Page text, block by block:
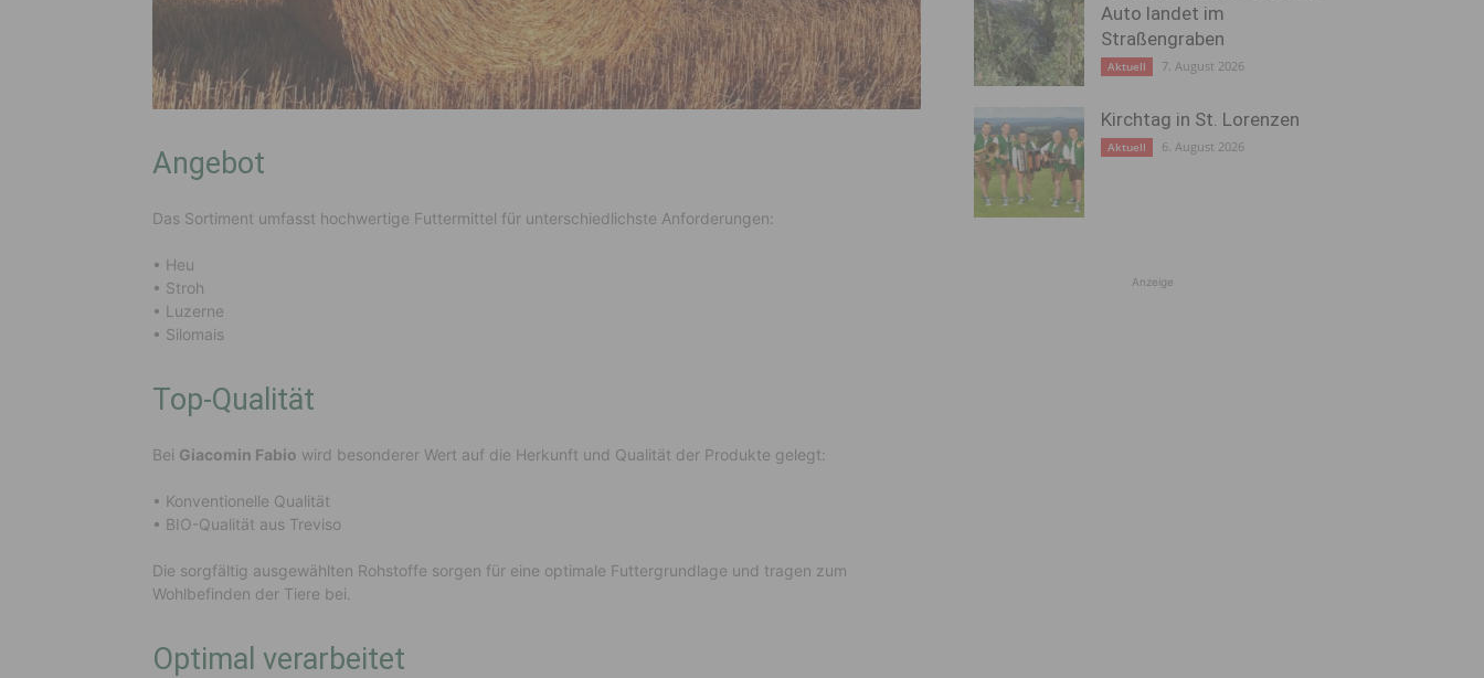
Angebot
Das Sortiment umfasst hochwertige Futtermittel für unterschiedlichste Anforderungen:
• Heu
• Stroh
• Luzerne
• Silomais
Top-Qualität
Bei Giacomin Fabio wird besonderer Wert auf die Herkunft und Qualität der Produkte gelegt:
• Konventionelle Qualität
• BIO-Qualität aus Treviso
Die sorgfältig ausgewählten Rohstoffe sorgen für eine optimale Futtergrundlage und tragen zum
Wohlbefinden der Tiere bei.
Optimal verarbeitet
Auto landet im
Straßengraben
Aktuell 7. August 2026
Kirchtag in St. Lorenzen
Aktuell 6. August 2026
Anzeige